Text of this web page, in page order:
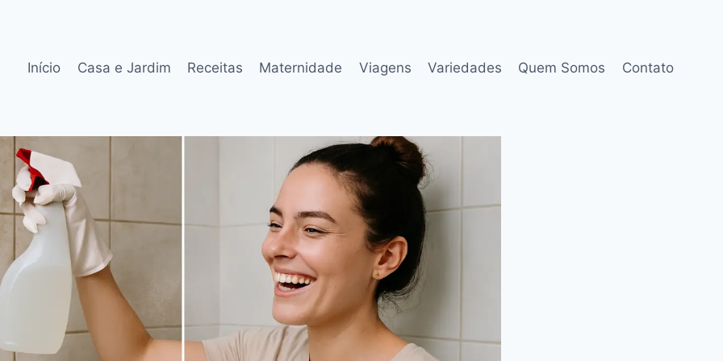
Início Casa e Jardim Receitas Maternidade Viagens Variedades Quem Somos Contato